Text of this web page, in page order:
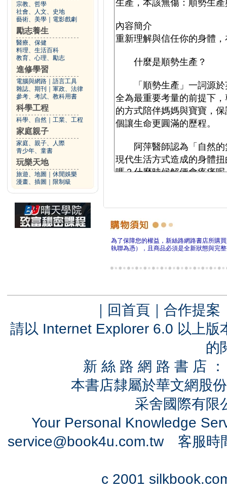
宗教、哲學
社會、人文、史地
藝術、美學
電影戲劇
勵志養生
醫療、保健
料理、生活百科
教育、心理、勵志
進修學習
電腦與網路
語言工具
雜誌、期刊
軍政、法律
參考、考試、教科用書
科學工程
科學、自然 工業、工程
家庭親子
家庭、親子、人際
青少年、童書
玩樂天地
旅遊、地圖
休閒娛樂
漫畫、插圖
限制級
為了保障您的權益，新絲路網路書店所購
執聯為憑），且商品必須是全新狀態與完
｜ 回首頁 ｜ 合作提案
請以 Internet Explorer 6.0 以上
的
新 絲 路 網 路 書 店
本書店隸屬於華文網股
采舍國際有
Your Personal Knowledge
service@book4u.com.tw客服時
c 2001